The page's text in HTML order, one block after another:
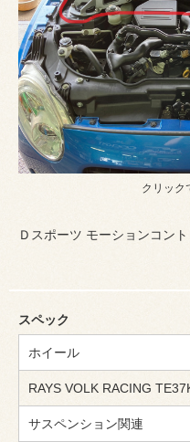
クリック
Ｄスポーツ モーションコン
スペック
ホイール
RAYS VOLK RACING
サスペンション関連